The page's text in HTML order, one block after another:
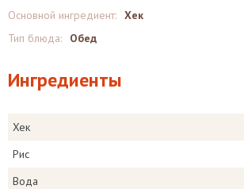
Основной ингредиент: Хек
Тип блюда:
Обед
Ингредиенты
Хек
Рис
Вода